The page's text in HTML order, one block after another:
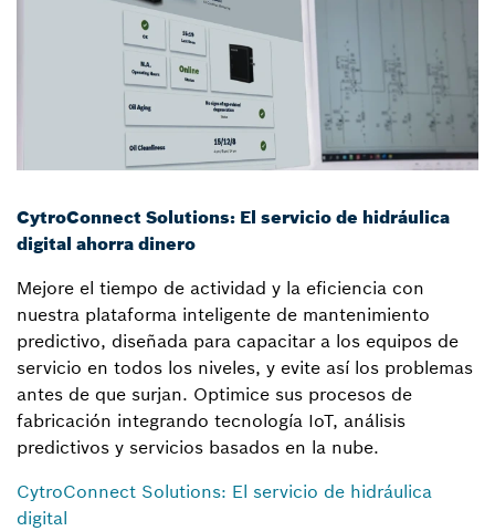
CytroConnect Solutions: El servicio de hidráulica
digital ahorra dinero
Mejore el tiempo de actividad y la eficiencia con
nuestra plataforma inteligente de mantenimiento
predictivo, diseñada para capacitar a los equipos de
servicio en todos los niveles, y evite así los problemas
antes de que surjan. Optimice sus procesos de
fabricación integrando tecnología IoT, análisis
predictivos y servicios basados en la nube.
CytroConnect Solutions: El servicio de hidráulica
digital